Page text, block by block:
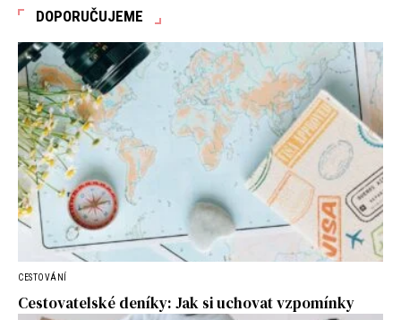
DOPORUČUJEME
CESTOVÁNÍ
Cestovatelské deníky: Jak si uchovat vzpomínky